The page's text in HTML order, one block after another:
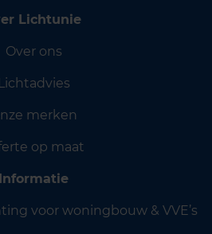
Lichtunie
Over ons
Lichtadvies
merken
op maat
Informatie
voor woningbouw & VVE’s